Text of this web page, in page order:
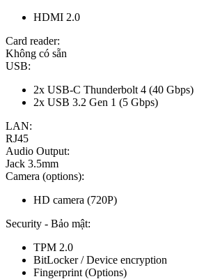
HDMI 2.0
Card reader:
Không có sẵn
USB:
2x USB-C Thunderbolt 4 (40 Gbps)
2x USB 3.2 Gen 1 (5 Gbps)
LAN:
RJ45
Audio Output:
Jack 3.5mm
Camera (options):
HD camera (720P)
Security - Bảo mật:
TPM 2.0
BitLocker / Device encryption
Fingerprint (Options)